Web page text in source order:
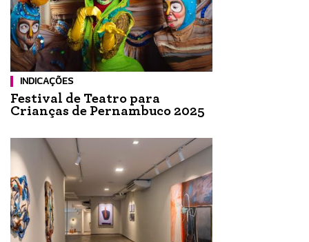
INDICAÇÕES
Festival de Teatro para
Crianças de Pernambuco 2025